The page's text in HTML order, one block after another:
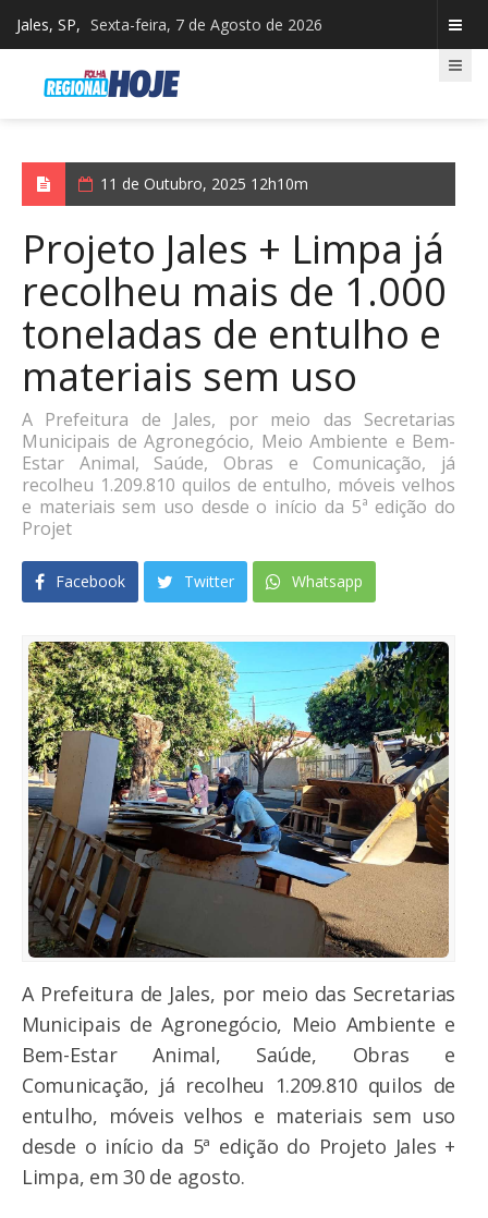
Jales, SP, Sexta-feira, 7 de Agosto de 2026
11 de Outubro, 2025 12h10m
Projeto Jales + Limpa já
recolheu mais de 1.000
toneladas de entulho e
materiais sem uso
A Prefeitura de Jales, por meio das Secretarias
Municipais de Agronegócio, Meio Ambiente e Bem-
Estar Animal, Saúde, Obras e Comunicação, já
recolheu 1.209.810 quilos de entulho, móveis velhos
e materiais sem uso desde o início da 5ª edição do
Projet
Facebook Twitter Whatsapp
A Prefeitura de Jales, por meio das Secretarias
Municipais de Agronegócio, Meio Ambiente e
Bem-Estar Animal, Saúde, Obras e
Comunicação, já recolheu 1.209.810 quilos de
entulho, móveis velhos e materiais sem uso
desde o início da 5ª edição do Projeto Jales +
Limpa, em 30 de agosto.